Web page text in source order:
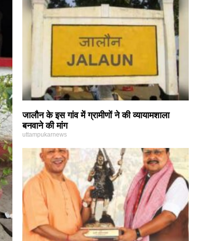
जालौन के इस गांव में ग्रामीणों ने की व्यायामशाला
बनवाने की मांग
uttampukarnews